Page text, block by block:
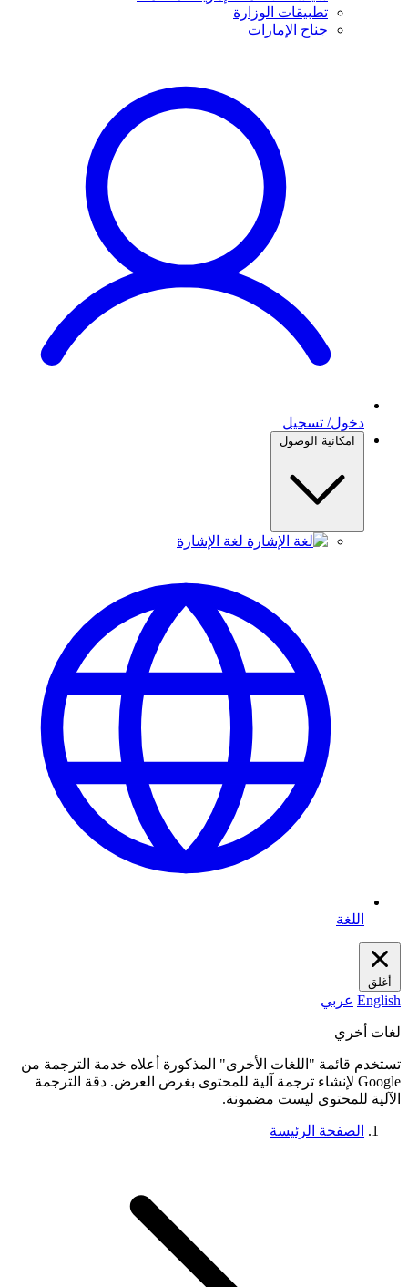
تطبيقات الوزارة
جناح الإمارات
دخول/ تسجيل
امكانية الوصول
لغة الإشارة
اللغة
أغلق
English عربي
لغات أخري
تستخدم قائمة "اللغات الأخرى" المذكورة أعلاه خدمة الترجمة من
Google لإنشاء ترجمة آلية للمحتوى بغرض العرض. دقة الترجمة
الآلية للمحتوى ليست مضمونة.
الصفحة الرئيسة